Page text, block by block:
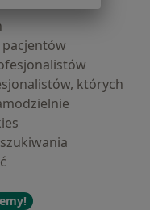
których